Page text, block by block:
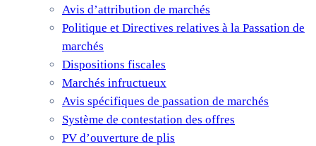
Avis d’attribution de marchés
Politique et Directives relatives à la Passation de
marchés
Dispositions fiscales
Marchés infructueux
Avis spécifiques de passation de marchés
Système de contestation des offres
PV d’ouverture de plis